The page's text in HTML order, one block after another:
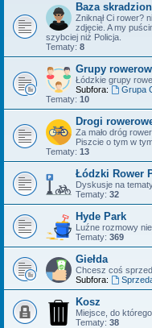
Baza
Zniknął Ci rower?
zdjęcie. A my
szybciej niż Policja.
Tematy: 8
Grupy
Łódzkie grupy
Subfora:
Grupa
Tematy: 10
Drogi
Za mało dróg
Piszcie o tym w
Tematy: 13
Łódzki Rower
Dyskusje na
Tematy: 32
Hyde Park
Luźne rozmowy
Tematy: 369
Giełda
Chcesz coś
Subfora:
Kosz
Miejsce, do
Tematy: 38